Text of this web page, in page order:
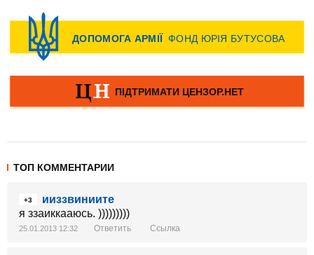
ТОП КОММЕНТАРИИ
+3
ииззвиниите
я ззаиккааюсь. )))))))))
25.01.2013 12:32 Ответить Ссылка